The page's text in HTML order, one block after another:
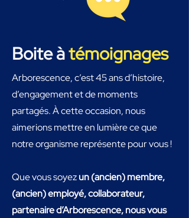
Boite àtémoignages
Arborescence, c’est 45 ans d’histoire,
d’engagement et de moments
partagés. À cette occasion, nous
aimerions mettre en lumière ce que
notre organisme représente pour vous !
Que vous soyezun (ancien) membre,
(ancien) employé, collaborateur,
partenaire d’Arborescence, nous vous